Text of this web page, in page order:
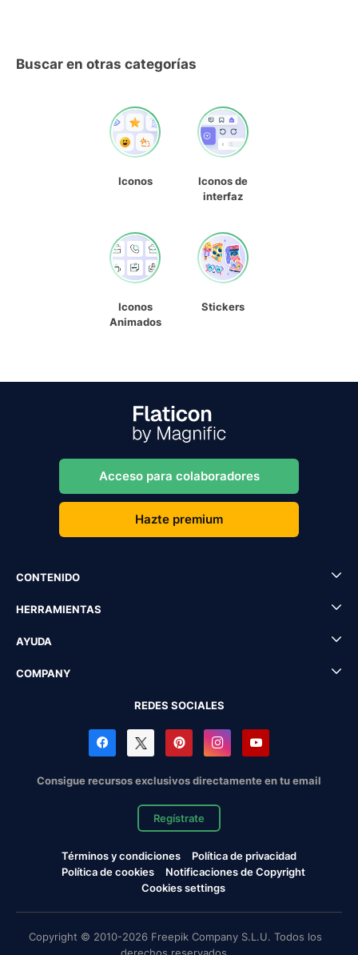
Buscar en otras categorías
Iconos
Iconos de
interfaz
Iconos
Animados
Stickers
Acceso para colaboradores
Hazte premium
CONTENIDO
HERRAMIENTAS
AYUDA
COMPANY
REDES SOCIALES
Consigue recursos exclusivos directamente en tu email
Regístrate
Términos y condiciones
Política de privacidad
Política de cookies
Notificaciones de Copyright
Cookies settings
Copyright © 2010-2026 Freepik Company S.L.U. Todos los